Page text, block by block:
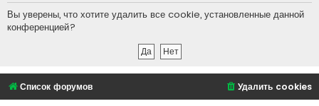
с
Вы уверены, что хотите удалить все cookie, установленные данной
конференцией?
Список форумов Удалить cookies